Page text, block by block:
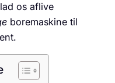
os aflive
boremaskine til